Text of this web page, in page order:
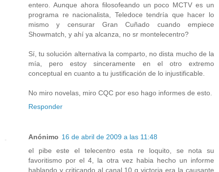
entero. Aunque ahora filosofeando un poco MCTV es un
programa re nacionalista, Teledoce tendría que hacer lo
mismo y censurar Gran Cuñado cuando empiece
Showmatch, y ahí ya alcanza, no sr montelecentro?
Sí, tu solución alternativa la comparto, no dista mucho de la
mía, pero estoy sinceramente en el otro extremo
conceptual en cuanto a tu justificación de lo injustificable.
No miro novelas, miro CQC por eso hago informes de esto.
Responder
Anónimo 16 de abril de 2009 a las 11:48
el pibe este el telecentro esta re loquito, se nota su
favoritismo por el 4, la otra vez habia hecho un informe
hablando y criticando al canal 10 q victoria era la causante